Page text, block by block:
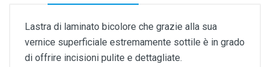
Lastra di laminato bicolore che grazie alla sua
vernice superficiale estremamente sottile è in grado
di offrire incisioni pulite e dettagliate.